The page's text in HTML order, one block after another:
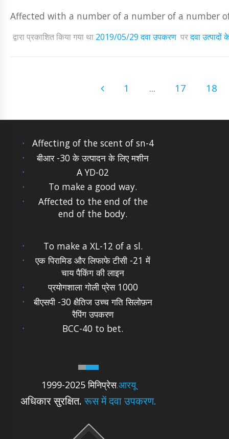
Affected with a number of a number of a number
द्वारा प्रकाशित किया गया था 2019/05/29 दवा उपकरण परदवा
1 ... 17 18
Affecting of the scent of sn-4
बीआर -30 के उत्पादन के लिए मशीन
A YD-02
To make a good way.
Affected to the end of the
end of the body.
1999-2025 मिनिप्रेस.आरयू
अधिकार सुरक्षित.रूस में दवा उपकरण.
To make a XL-12 of a sl.
एक पिरामिड और लिफाफे टीसी -21 में
चाय पैकिंग की लाइन
प्रयोगशाला गोली प्रेस 1000
बीएसपी -30 क्षैतिज उच्च गति सिलोफ़न
रैपिंग उपकरण
BCC-40 to bet.